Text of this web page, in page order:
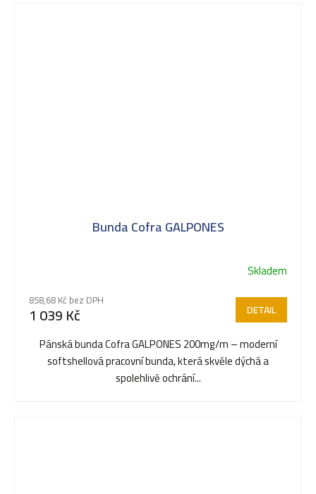
Bunda Cofra GALPONES
Skladem
858,68 Kč bez DPH
1 039 Kč DETAIL
Pánská bunda Cofra GALPONES 200mg/m – moderní
softshellová pracovní bunda, která skvěle dýchá a
spolehlivě ochrání...